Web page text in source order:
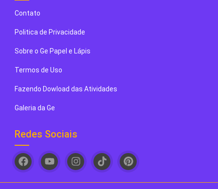
Contato
Politica de Privacidade
Sobre o Ge Papel e Lápis
Termos de Uso
Fazendo Dowload das Atividades
Galeria da Ge
Redes Sociais